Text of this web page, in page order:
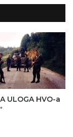
ULOGA HVO-a